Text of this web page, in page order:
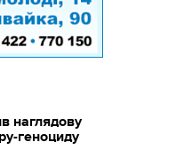
наглядову
геноциду